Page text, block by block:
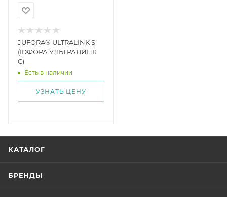
JUFORA® ULTRALINK S
(ЮФОРА УЛЬТРАЛИНК
С)
Есть в наличии
УЗНАТЬ ЦЕНУ
КАТАЛОГ
БРЕНДЫ